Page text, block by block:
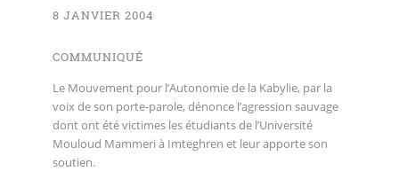
8 JANVIER 2004
COMMUNIQUÉ
Le Mouvement pour l’Autonomie de la Kabylie, par la
voix de son porte-parole, dénonce l’agression sauvage
dont ont été victimes les étudiants de l’Université
Mouloud Mammeri à Imteghren et leur apporte son
soutien.